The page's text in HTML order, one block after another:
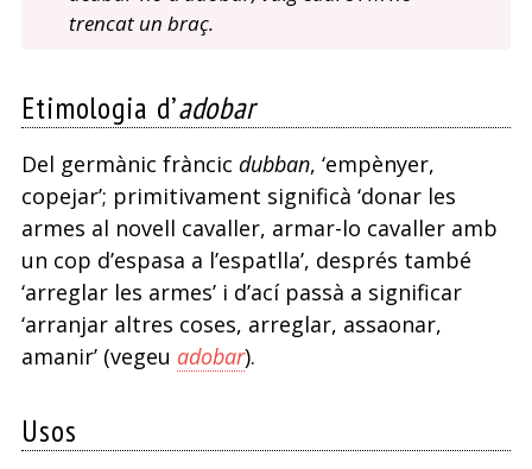
trencat un braç.
Etimologia d’adobar
Del germànic fràncic dubban, ‘empènyer,
copejar’; primitivament significà ‘donar les
armes al novell cavaller, armar-lo cavaller amb
un cop d’espasa a l’espatlla’, després també
‘arreglar les armes’ i d’ací passà a significar
‘arranjar altres coses, arreglar, assaonar,
amanir’ (vegeu adobar).
Usos